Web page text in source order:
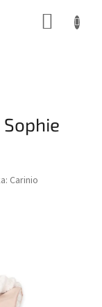
Carinio